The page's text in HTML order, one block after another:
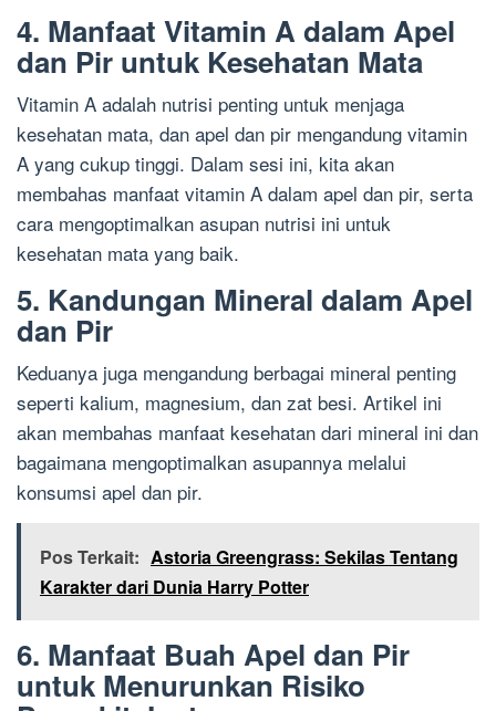
4. Manfaat Vitamin A dalam Apel
dan Pir untuk Kesehatan Mata
Vitamin A adalah nutrisi penting untuk menjaga
kesehatan mata, dan apel dan pir mengandung vitamin
A yang cukup tinggi. Dalam sesi ini, kita akan
membahas manfaat vitamin A dalam apel dan pir, serta
cara mengoptimalkan asupan nutrisi ini untuk
kesehatan mata yang baik.
5. Kandungan Mineral dalam Apel
dan Pir
Keduanya juga mengandung berbagai mineral penting
seperti kalium, magnesium, dan zat besi. Artikel ini
akan membahas manfaat kesehatan dari mineral ini dan
bagaimana mengoptimalkan asupannya melalui
konsumsi apel dan pir.
Pos Terkait: Astoria Greengrass: Sekilas Tentang
Karakter dari Dunia Harry Potter
6. Manfaat Buah Apel dan Pir
untuk Menurunkan Risiko